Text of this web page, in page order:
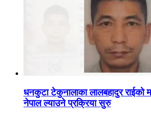
धनकुटा टेकुनालाका लालबहादुर राईको
नेपाल ल्याउने प्रक्रिया सुरु